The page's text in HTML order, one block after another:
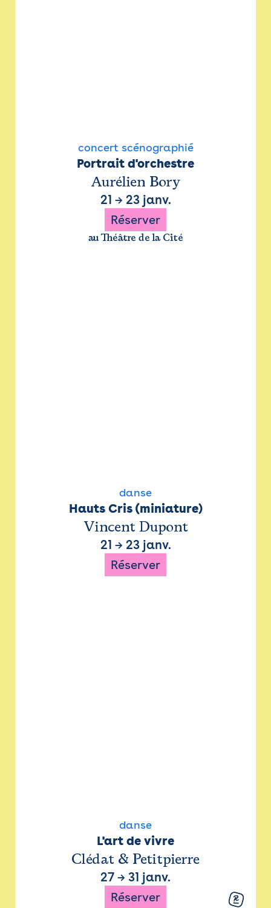
concert scénographié
Portrait d'orchestre
Aurélien Bory
21 → 23 janv.
Réserver
au Théâtre de la Cité
danse
Hauts Cris (miniature)
Vincent Dupont
21 → 23 janv.
Réserver
danse
L'art de vivre
Clédat & Petitpierre
27 → 31 janv.
Réserver